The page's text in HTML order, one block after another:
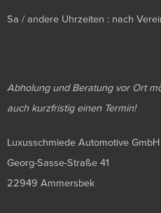
Sa / andere Uhrzeiten : nach
Abholung und Beratung vor Ort
auch kurzfristig einen Termin!
Luxusschmiede Automotive GmbH
Georg-Sasse-Straße 41
22949 Ammersbek